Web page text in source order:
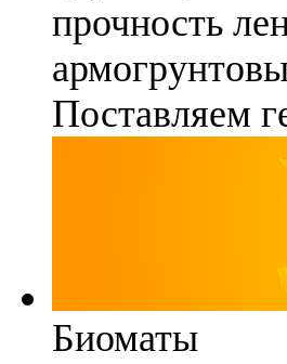
прочность
Поставляем
Биоматы